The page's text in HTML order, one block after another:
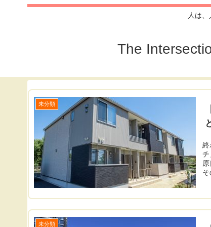
人は
The
未分類
チ
そ
未分類